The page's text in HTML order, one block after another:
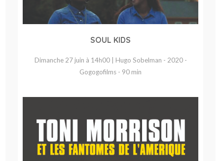
SOUL KIDS
Dimanche 27 juin à 14h00 | Hugo Sobelman - 2020 -
Gogogofilms - 90 min